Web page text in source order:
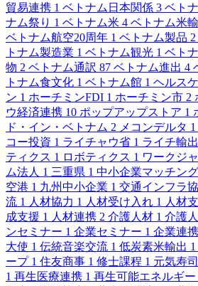
貿易連携 1 ベトナム日本関係 3 ベト
ナム祭り 1 ベトナム米 4 ベトナム米
ベトナム航空20周年 1 ベトナム製品 2
トナム製造業 1 ベトナム観光 1 ベト
物 2 ベトナム通訳 87 ベトナム進出 4
トナム食文化 1 ベトナム館 1 ヘルス
ン 1 ホーチミンFDI 1 ホーチミン市 2
ウ経済連携 10 ポップアップストア 1
ド・イン・ベトナム 2 メコンデルタ 1
コー投資 1 ライチャウ省 1 ライチ輸出
ティクス 1 ロボティクス 1 ワークジ
ム法人 1 三重県 1 中小企業マッチング
空港 1 九州中小企業 1 交通インフラ
流 1 人材協力 1 人材受け入れ 1 人材
成支援 1 人材連携 2 介護人材 1 介護
ンセミナー 1 企業セミナー 1 企業連携
大使 1 伝統音楽交流 1 低炭素米輸出 1
ープ 1 住友商事 1 修士課程 1 元気寿司
1 再生医療連携 1 再生可能エネルギー